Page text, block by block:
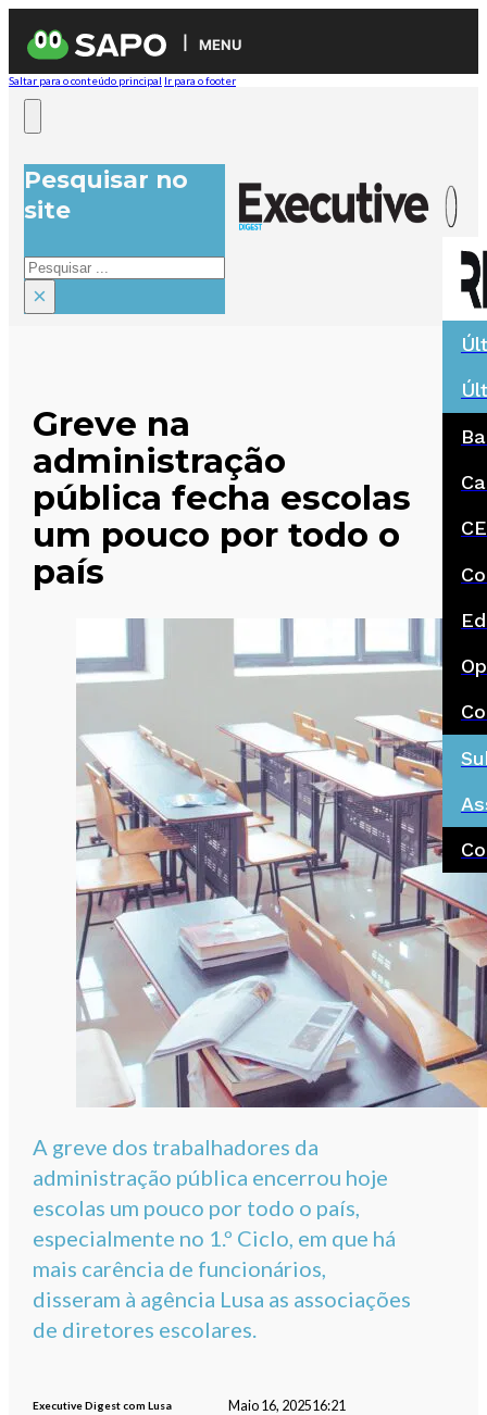
MENU
Saltar para o conteúdo principal Ir para o footer
Pesquisar no
site
Pesquisar
×
Greve na
administração
pública fecha escolas
um pouco por todo o
país
A greve dos trabalhadores da
administração pública encerrou hoje
escolas um pouco por todo o país,
especialmente no 1.º Ciclo, em que há
mais carência de funcionários,
disseram à agência Lusa as associações
de diretores escolares.
Executive Digest com Lusa Maio 16, 202516:21